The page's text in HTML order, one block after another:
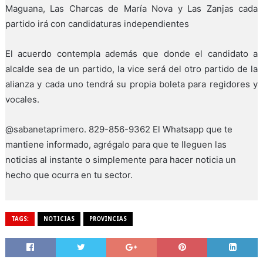
Maguana, Las Charcas de María Nova y Las Zanjas cada
partido irá con candidaturas independientes
El acuerdo contempla además que donde el candidato a
alcalde sea de un partido, la vice será del otro partido de la
alianza y cada uno tendrá su propia boleta para regidores y
vocales.
@sabanetaprimero. 829-856-9362 El Whatsapp que te
mantiene informado, agrégalo para que te lleguen las
noticias al instante o simplemente para hacer noticia un
hecho que ocurra en tu sector.
TAGS: NOTICIAS PROVINCIAS